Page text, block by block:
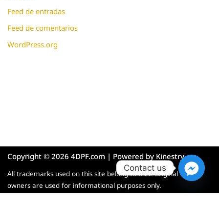
Feed de entradas
Feed de comentarios
WordPress.org
Copyright © 2026 4DPF.com | Powered by Kinestry
All trademarks used on this site belong to their original
owners are used for informational purposes only.
Contact us